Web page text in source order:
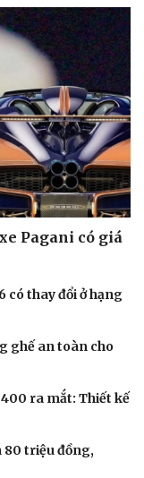
Pagani có giá
có thay đổi ở hạng
ghế an toàn cho
ra mắt: Thiết kế
triệu đồng,